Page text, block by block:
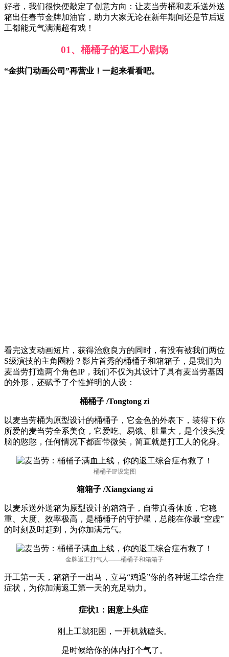
好者，我们很快便敲定了创意方向：让麦当劳桶和麦乐送外送
箱出任春节金牌加油官，助力大家无论在新年期间还是节后返
工都能元气满满超有戏！
01、桶桶子的返工小剧场
“金拱门动画公司”再营业！一起来看看吧。
看完这支动画短片，获得治愈良方的同时，有没有被我们两位
S级演技的主角圈粉？影片首秀的桶桶子和箱箱子，是我们为
麦当劳打造两个角色IP，我们不仅为其设计了具有麦当劳基因
的外形，还赋予了个性鲜明的人设：
桶桶子 /Tongtong zi
以麦当劳桶为原型设计的桶桶子，它金色的外表下，装得下你
所爱的麦当劳全系美食，它爱吃、易饿、肚量大，是个没头没
脑的憨憨，任何情况下都面带微笑，简直就是打工人的化身。
桶桶子IP设定图
箱箱子 /Xiangxiang zi
以麦乐送外送箱为原型设计的箱箱子，自带真香体质，它稳
重、大度、效率极高，是桶桶子的守护星，总能在你最“空虚”
的时刻及时赶到，为你加满元气。
金牌返工打气人——桶桶子和箱箱子
开工第一天，箱箱子一出马，立马“鸡退”你的各种返工综合症
症状，为你加满返工第一天的充足动力。
症状1：困意上头症
刚上工就犯困，一开机就磕头。
是时候给你的体内打个气了。